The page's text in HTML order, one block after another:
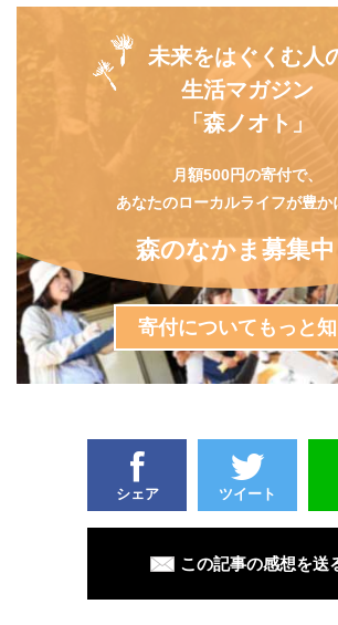
未来をはぐくむ人
生活マガジン
「森ノオト」
月額500円の寄付で、
あなたのローカルライフが豊か
森のなかま募集中
寄付についてもっと
シェア ツイート
この記事の感想を送